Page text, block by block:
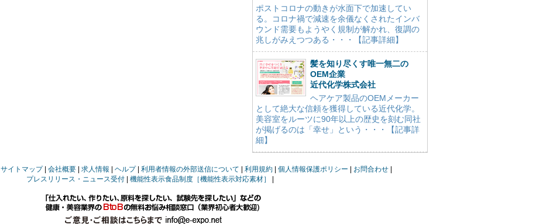
ポストコロナの動きが水面下で加速してい
る。コロナ禍で減速を余儀なくされたインバ
ウンド需要もようやく規制が解かれ、復調の
兆しがみえつつある・・・【記事詳細】
髪を知り尽くす唯一無二の
OEM企業
近代化学株式会社
ヘアケア製品のOEMメーカー
として絶大な信頼を獲得している近代化学。
美容室をルーツに90年以上の歴史を刻む同社
が掲げるのは「幸せ」という・・・【記事詳
細】
サイトマップ 会社概要 求人情報 ヘルプ 利用者情報の外部送信について 利用規約 個人情報保護ポリシー
お問合わせ
プレスリリース・ニュース受付
機能性表示食品制度［機能性表示対応素材］